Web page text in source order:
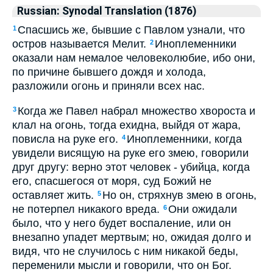
Russian: Synodal Translation (1876)
1 Спасшись же, бывшие с Павлом узнали, что
остров называется Мелит. 2 Иноплеменники
оказали нам немалое человеколюбие, ибо они,
по причине бывшего дождя и холода,
разложили огонь и приняли всех нас.
3 Когда же Павел набрал множество хвороста и
клал на огонь, тогда ехидна, выйдя от жара,
повисла на руке его. 4 Иноплеменники, когда
увидели висящую на руке его змею, говорили
друг другу: верно этот человек - убийца, когда
его, спасшегося от моря, суд Божий не
оставляет жить. 5 Но он, стряхнув змею в огонь,
не потерпел никакого вреда. 6Они ожидали
было, что у него будет воспаление, или он
внезапно упадет мертвым; но, ожидая долго и
видя, что не случилось с ним никакой беды,
переменили мысли и говорили, что он Бог.